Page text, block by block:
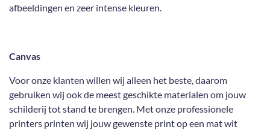
afbeeldingen en zeer intense kleuren.
Canvas
Voor onze klanten willen wij alleen het beste, daarom
gebruiken wij ook de meest geschikte materialen om jouw
schilderij tot stand te brengen. Met onze professionele
printers printen wij jouw gewenste print op een mat wit